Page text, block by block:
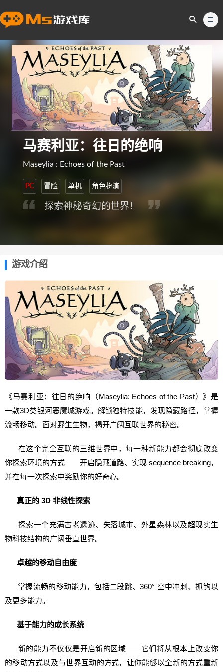
马赛利亚：往日的绝响
Maseylia : Echoes of the Past
PC 冒险 单机 角色扮演
探索神秘奇幻的世界！
游戏介绍
《马赛利亚：往日的绝响（Maseylia: Echoes of the Past）》是
一款3D类银河恶魔城游戏。解锁独特技能，发现隐藏路径，掌握
流畅移动。面对野生生物，揭开广阔互联世界的秘密。
在这个完全互联的三维世界中，每一种新能力都会彻底改变
你探索环境的方式——开启隐藏道路、实现 sequence breaking，
并在每一次探索中奖励你的好奇心。
真正的 3D 非线性探索
探索一个充满古老遗迹、失落城市、外星森林以及超现实生
物科技结构的广阔垂直世界。
卓越的移动自由度
掌握流畅的移动能力，包括二段跳、360° 空中冲刺、抓钩以
及更多能力。
基于能力的成长系统
新的能力不仅仅是开启新的区域——它们将从根本上改变你
的移动方式以及与世界互动的方式，让你能够以全新的方式重新